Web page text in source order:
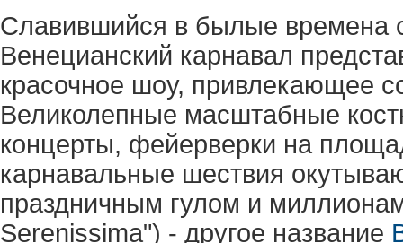
Славившийся в былые времена
Венецианский карнавал
красочное шоу, привлекающее
Великолепные масштабные
концерты, фейерверки на
карнавальные шествия
праздничным гулом и
Serenissima") - другое название